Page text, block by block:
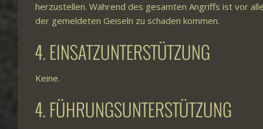
herzustellen. Während des gesamten Angriffs ist vor
der gemeldeten Geiseln zu schaden kommen.
4. EINSATZUNTERSTÜTZUNG
Keine.
4. FÜHRUNGSUNTERSTÜTZUNG